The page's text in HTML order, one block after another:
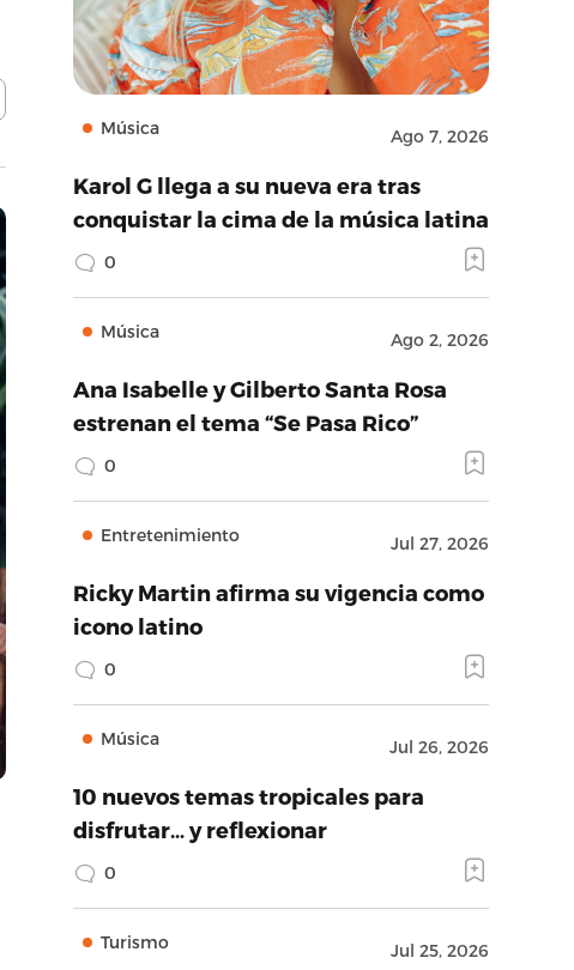
Música Ago 7, 2026
Karol G llega a su nueva era tras
conquistar la cima de la música latina
0
Música Ago 2, 2026
Ana Isabelle y Gilberto Santa Rosa
estrenan el tema “Se Pasa Rico”
0
Entretenimiento Jul 27, 2026
Ricky Martin afirma su vigencia como
icono latino
0
Música Jul 26, 2026
10 nuevos temas tropicales para
disfrutar… y reflexionar
0
Turismo Jul 25, 2026